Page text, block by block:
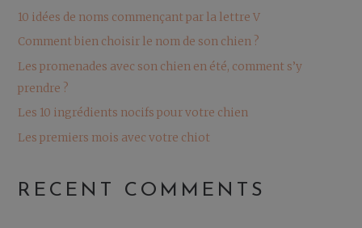
10 idées de noms commençant par la lettre V
Comment bien choisir le nom de son chien ?
Les promenades avec son chien en été, comment s’y
prendre ?
Les 10 ingrédients nocifs pour votre chien
Les premiers mois avec votre chiot
RECENT COMMENTS